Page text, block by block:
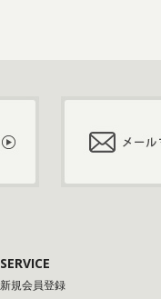
SERVICE
新規会員登録